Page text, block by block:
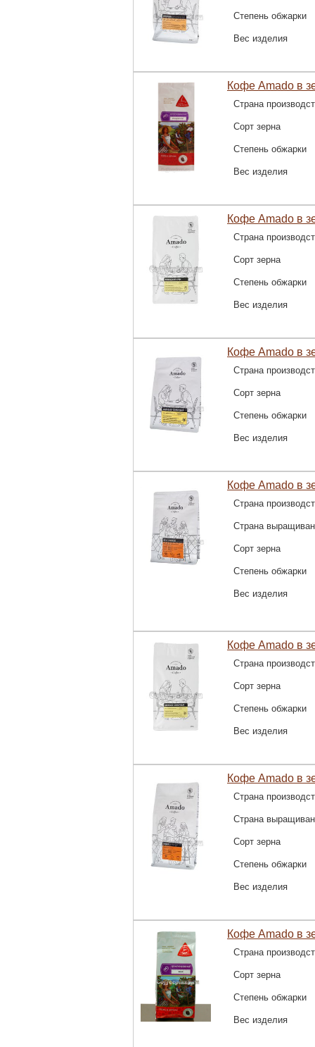
Степень обжарки
Вес изделия
Кофе Amado в
Страна
Сорт зерна
Степень обжарки
Вес изделия
Кофе Amado в
Страна
Сорт зерна
Степень обжарки
Вес изделия
Кофе Amado в
Страна
Сорт зерна
Степень обжарки
Вес изделия
Кофе Amado в
Страна
Страна
Сорт зерна
Степень обжарки
Вес изделия
Кофе Amado в
Страна
Сорт зерна
Степень обжарки
Вес изделия
Кофе Amado в
Страна
Страна
Сорт зерна
Степень обжарки
Вес изделия
Кофе Amado в
Страна
Сорт зерна
Степень обжарки
Вес изделия